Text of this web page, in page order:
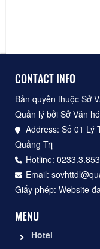
CONTACT INFO
Bản quyền thuộc Sở
Quản lý bởi Sở Văn
Address: Số 01 Lý
Quảng Trị
Hotline:
Email:
Giấy phép: Website
MENU
Hotel